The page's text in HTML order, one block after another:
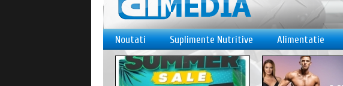
Noutati Suplimente Nutritive Alimentatie